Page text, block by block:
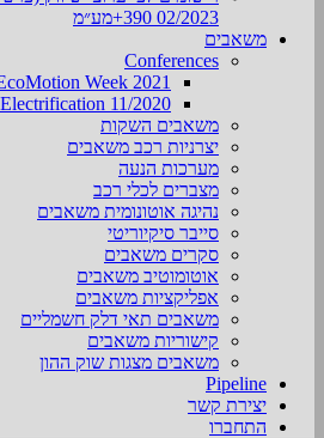
02/2023 390+מע״מ
משאבים
Conferences
Week 2021
11/2020
משאבים השקות
יצרניות רכב משאבים
מערכות הנעה
מצברים לכלי רכב
נהיגה אוטונומית משאבים
סייבר סיקיוריטי
סקרים משאבים
אוטומוטיב משאבים
אפליקציות משאבים
משאבים תאי דלק חשמליים
קישוריות משאבים
משאבים מצגות שוק ההון
Pipeline
יצירת קשר
התחברו